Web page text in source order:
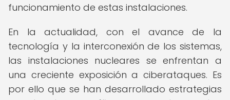
funcionamiento de estas instalaciones.
En la actualidad, con el avance de la
tecnología y la interconexión de los sistemas,
las instalaciones nucleares se enfrentan a
una creciente exposición a ciberataques. Es
por ello que se han desarrollado estrategias